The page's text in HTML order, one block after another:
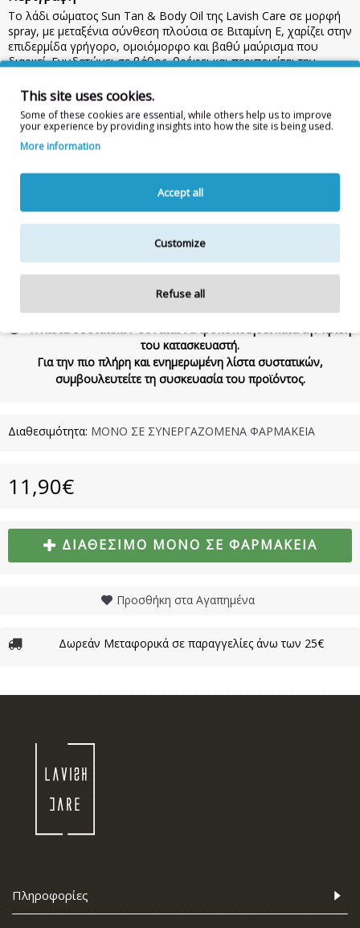
To λάδι σώματος Sun Tan & Body Oil της Lavish Care σε μορφή
spray, με μεταξένια σύνθεση πλούσια σε Βιταμίνη Ε, χαρίζει στην
επιδερμίδα γρήγορο, ομοιόμορφο και βαθύ μαύρισμα που
διαρκεί. Ενυδατώνει σε βάθος, θρέφει και περιποιείται την
φυσικά αντιοξειδωτικά και ολεϊκό οξύ για πλήρη ενυδάτωση.
Συνδύασέ το με το αγαπημένο σου αντηλιακό!
Χρήση:Άπλωσε άφθονη ποσότητα σε όλο το σώμα πριν από την
έκθεση στον ήλιο και επανέλαβε τακτικά. Προσοχή: Δεν περιέχει
Προσοχή στις φωτοευαίσθητες επιδερμίδες. Κρατήστε το προϊόν
μακριά από παιδιά. Σε περίπτωση επαφής με τα μάτια, ξεπλύνετε
με άφθονο νερό. Για εξωτερική χρήση.
Συστατικά:
Helianthus Annuus Hybrid Oil, Vitis Vinifera Seed Oil, Parfum,
Tocopheryl Acetate, Benzyl Salicylate, Limonene, Linalool• 98%
Natural ingredients• PARABEN & GMO FREE• Vegan • cruelty free
του κατασκευαστή.
Για την πιο πλήρη και ενημερωμένη λίστα συστατικών,
συμβουλευτείτε τη συσκευασία του προϊόντος.
Διαθεσιμότητα: ΜΟΝΟ ΣΕ ΣΥΝΕΡΓΑΖΟΜΕΝΑ ΦΑΡΜΑΚΕΙΑ
11,90€
ΔΙΑΘΈΣΙΜΟ ΜΌΝΟ ΣΕ ΦΑΡΜΑΚΕΊΑ
Προσθήκη στα Αγαπημένα
Δωρεάν Μεταφορικά σε παραγγελίες άνω των 25€
Πληροφορίες
This site uses cookies.
Some of these cookies are essential, while others help us to improve
your experience by providing insights into how the site is being used.
More information
Accept all
Customize
Refuse all